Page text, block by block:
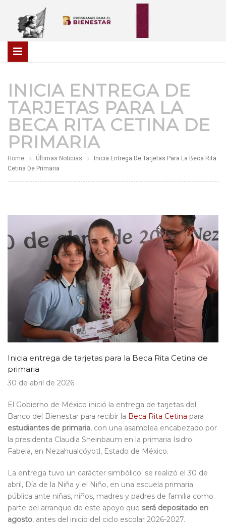
INICIA ENTREGA DE
TARJETAS PARA LA
BECA RITA CETINA DE
PRIMARIA
Home Últimas Noticias
Inicia Entrega De Tarjetas Para La Beca Rita
Cetina De Primaria
Inicia entrega de tarjetas para la Beca Rita Cetina de
primaria
30 de abril de 2026
El Gobierno de México inició la entrega de tarjetas del
Banco del Bienestar para recibir la Beca Rita Cetina para
estudiantes de primaria, con una asamblea encabezado por
la presidenta Claudia Sheinbaum en la primaria Isidro
Fabela, en Nezahualcóyotl, Estado de México.
La entrega tuvo un carácter simbólico: se realizó el 30 de
abril, Día de la Niña y el Niño, en una escuela primaria
pública ante niñas, niños, madres y padres de familia como
parte del arranque de este apoyo que será depositado en
agosto, antes del inicio del ciclo escolar 2026-2027.